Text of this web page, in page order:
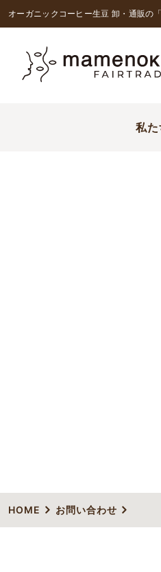
オーガニックコーヒー生豆 卸・通販の
私た
HOME お問い合わせ